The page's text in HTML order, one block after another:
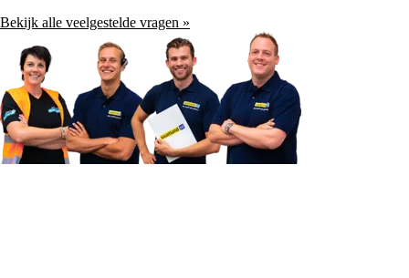
Bekijk alle veelgestelde vragen »